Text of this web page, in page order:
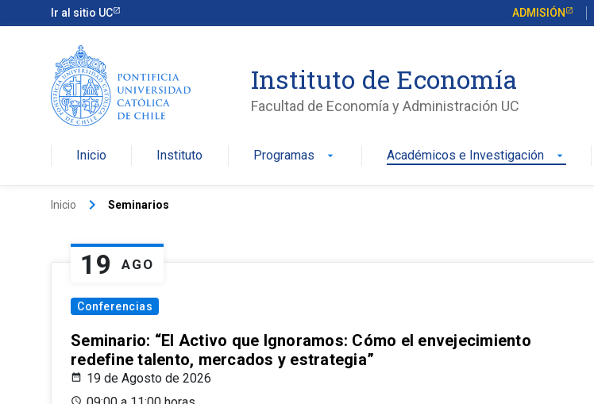
Ir al sitio UC ADMISIÓN
Instituto de Economía
Facultad de Economía y Administración UC
Inicio Instituto Programas arrow_drop_down Académicos e Investigación arrow_drop_down
Inicio keyboard_arrow_right Seminarios
19 AGO
Conferencias
Seminario: “El Activo que Ignoramos: Cómo el envejecimiento
redefine talento, mercados y estrategia”
19 de Agosto de 2026